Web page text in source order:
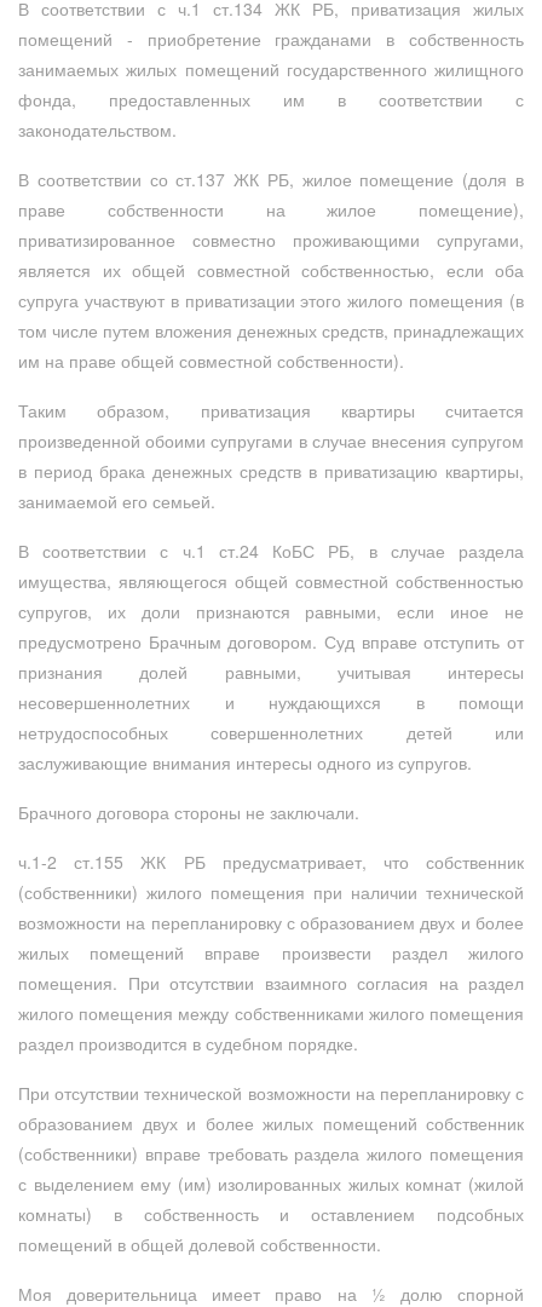
В соответствии с ч.1 ст.134 ЖК РБ, приватизация жилых
помещений - приобретение гражданами в собственность
занимаемых жилых помещений государственного жилищного
фонда, предоставленных им в соответствии с
законодательством.
В соответствии со ст.137 ЖК РБ, жилое помещение (доля в
праве собственности на жилое помещение),
приватизированное совместно проживающими супругами,
является их общей совместной собственностью, если оба
супруга участвуют в приватизации этого жилого помещения (в
том числе путем вложения денежных средств, принадлежащих
им на праве общей совместной собственности).
Таким образом, приватизация квартиры считается
произведенной обоими супругами в случае внесения супругом
в период брака денежных средств в приватизацию квартиры,
занимаемой его семьей.
В соответствии с ч.1 ст.24 КоБС РБ, в случае раздела
имущества, являющегося общей совместной собственностью
супругов, их доли признаются равными, если иное не
предусмотрено Брачным договором. Суд вправе отступить от
признания долей равными, учитывая интересы
несовершеннолетних и нуждающихся в помощи
нетрудоспособных совершеннолетних детей или
заслуживающие внимания интересы одного из супругов.
Брачного договора стороны не заключали.
ч.1-2 ст.155 ЖК РБ предусматривает, что собственник
(собственники) жилого помещения при наличии технической
возможности на перепланировку с образованием двух и более
жилых помещений вправе произвести раздел жилого
помещения. При отсутствии взаимного согласия на раздел
жилого помещения между собственниками жилого помещения
раздел производится в судебном порядке.
При отсутствии технической возможности на перепланировку с
образованием двух и более жилых помещений собственник
(собственники) вправе требовать раздела жилого помещения
с выделением ему (им) изолированных жилых комнат (жилой
комнаты) в собственность и оставлением подсобных
помещений в общей долевой собственности.
Моя доверительница имеет право на ½ долю спорной